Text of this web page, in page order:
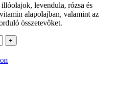
levendula, rózsa és
alapolajban, valamint az
összetevőket.